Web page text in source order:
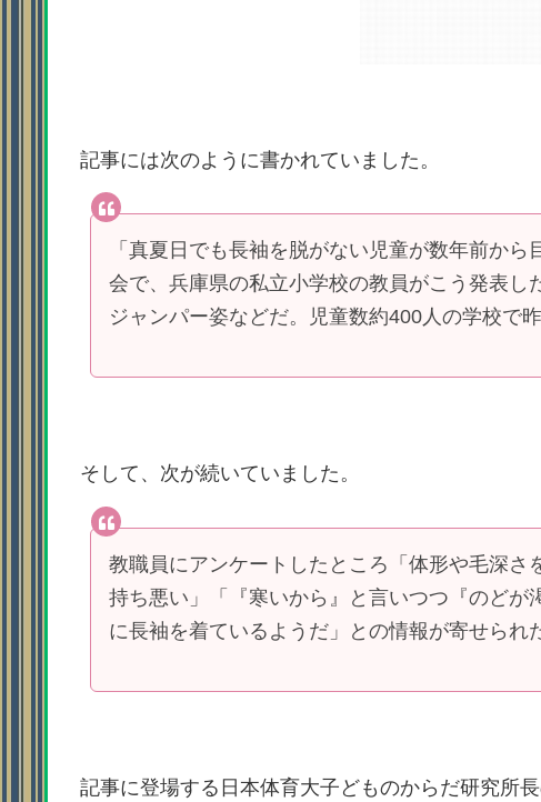
記事には次のように書かれていました。
「真夏日でも長袖を脱がない児童が数年前か
会で、兵庫県の私立小学校の教員がこう発表
ジャンパー姿などだ。児童数約400人の学校で
そして、次が続いていました。
教職員にアンケートしたところ「体形や毛深
持ち悪い」「『寒いから』と言いつつ『のどが
に長袖を着ているようだ」との情報が寄せられ
記事に登場する日本体育大子どものからだ研究所